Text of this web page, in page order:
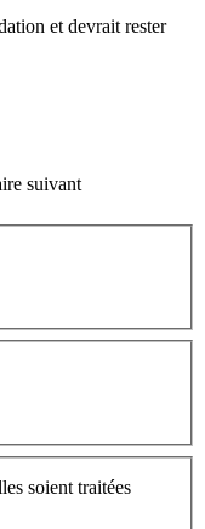
et devrait rester
suivant
soient traitées